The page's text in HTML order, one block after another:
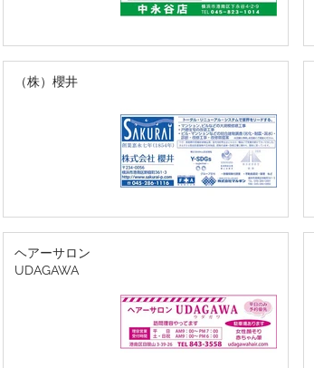
（株）櫻井
ヘアーサロン
UDAGAWA